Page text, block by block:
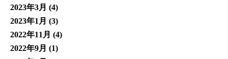
2023年3月 (4)
2023年1月 (3)
2022年11月 (4)
2022年9月 (1)